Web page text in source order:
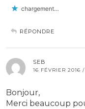
chargement…
RÉPONDRE
SEB
16 FÉVRIER 2016
Bonjour,
Merci beaucoup